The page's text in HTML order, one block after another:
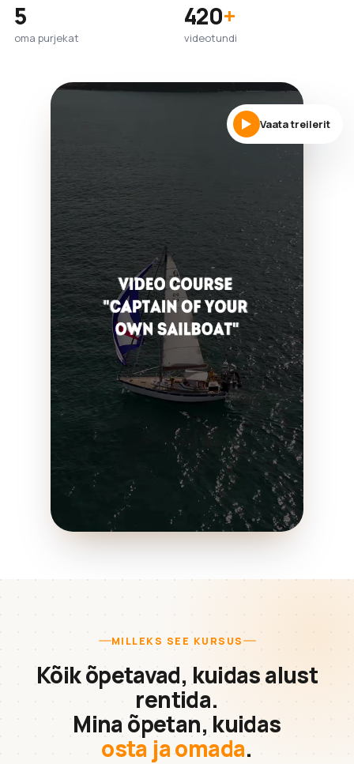
5
oma purjekat
420+
videotundi
Vaata treilerit
MILLEKS SEE KURSUS
Kõik õpetavad, kuidas alust
rentida.
Mina õpetan, kuidas
osta ja omada.